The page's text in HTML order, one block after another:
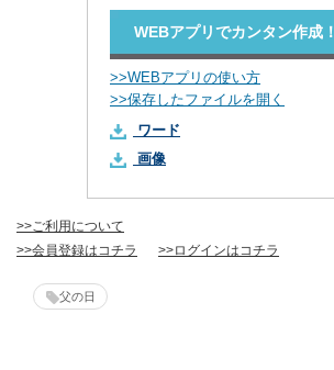
WEBアプリでカンタン作成！
>>WEBアプリの使い方
>>保存したファイルを開く
ワード
画像
>>ご利用について
>>会員登録はコチラ
>>ログインはコチラ
父の日